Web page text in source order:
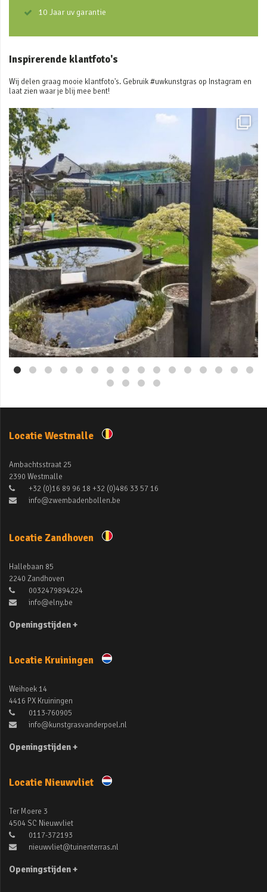
10 Jaar uv garantie
Inspirerende klantfoto's
Wij delen graag mooie klantfoto's. Gebruik #uwkunstgras op Instagram en
laat zien waar je blij mee bent!
Mei 3
Locatie Westmalle
Ambachtsstraat 25
2390 Westmalle
+32 (0)16 89 96 18 +32 (0)486 33 57 16
info@zwembadenbollen.be
Locatie Zandhoven
Hallebaan 85
2240 Zandhoven
0032479894224
info@elny.be
Openingstijden +
Locatie Kruiningen
Weihoek 14
4416 PX Kruiningen
0113-760905
info@kunstgrasvanderpoel.nl
Openingstijden +
Locatie Nieuwvliet
Ter Moere 3
4504 SC Nieuwvliet
0117-372193
nieuwvliet@tuinenterras.nl
Openingstijden +